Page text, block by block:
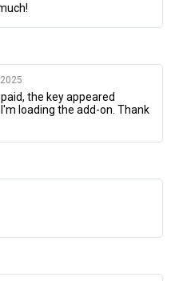
the key appeared
loading the add-on. Thank